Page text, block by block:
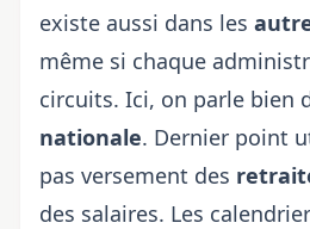
existe aussi dans les
même si chaque
circuits. Ici, on parle bien
nationale. Dernier point
pas versement des
des salaires. Les